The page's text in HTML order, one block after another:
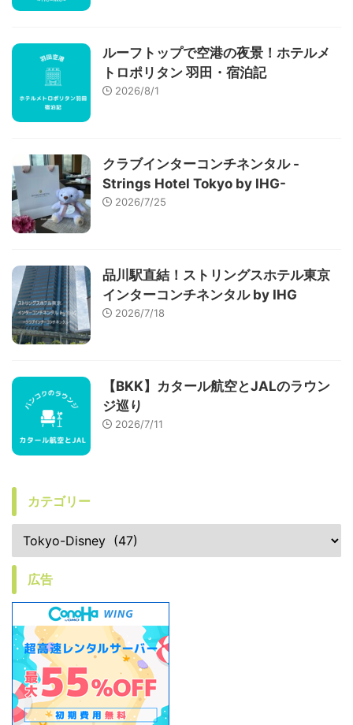
ルーフトップで空港の夜景！ホテルメ
トロポリタン 羽田・宿泊記
2026/8/1
クラブインターコンチネンタル -
Strings Hotel Tokyo by IHG-
2026/7/25
品川駅直結！ストリングスホテル東京
インターコンチネンタル by IHG
2026/7/18
【BKK】カタール航空とJALのラウン
ジ巡り
2026/7/11
カテゴリー
広告